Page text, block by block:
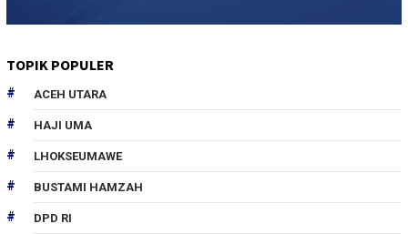
TOPIK POPULER
ACEH UTARA
HAJI UMA
LHOKSEUMAWE
BUSTAMI HAMZAH
DPD RI